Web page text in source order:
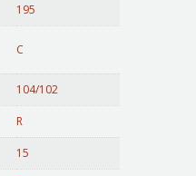
195
C
104/102
R
15